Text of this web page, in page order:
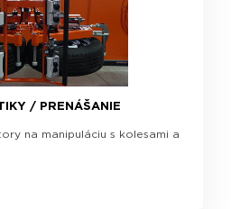
/ PRENÁŠANIE
na manipuláciu s kolesami a